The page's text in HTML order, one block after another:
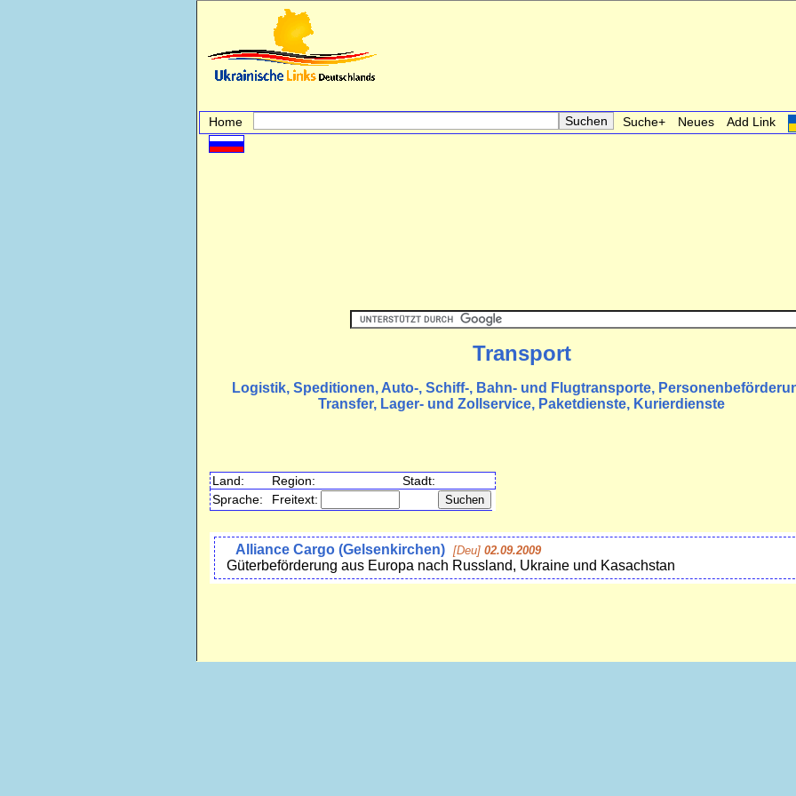
Home Suche+ Neues Add Link
Transport
Logistik, Speditionen, Auto-, Schiff-, Bahn- und Flugtransporte,
Transfer, Lager- und Zollservice, Paketdienste, Kurierdienste
Land: Region:
Stadt:
Sprache:
Freitext:
Alliance Cargo (Gelsenkirchen) [Deu] 02.09.2009
Güterbeförderung aus Europa nach Russland, Ukraine und Kasachstan